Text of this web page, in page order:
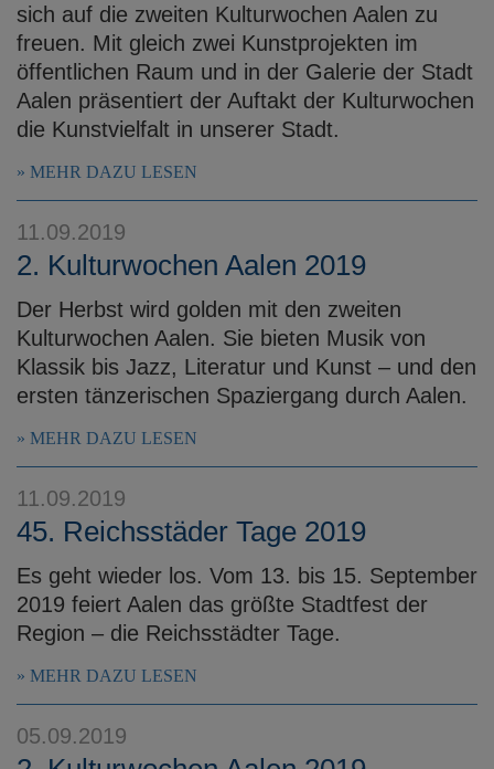
sich auf die zweiten Kulturwochen Aalen zu
freuen. Mit gleich zwei Kunstprojekten im
öffentlichen Raum und in der Galerie der Stadt
Aalen präsentiert der Auftakt der Kulturwochen
die Kunstvielfalt in unserer Stadt.
MEHR DAZU LESEN
11.09.2019
2. Kulturwochen Aalen 2019
Der Herbst wird golden mit den zweiten
Kulturwochen Aalen. Sie bieten Musik von
Klassik bis Jazz, Literatur und Kunst – und den
ersten tänzerischen Spaziergang durch Aalen.
MEHR DAZU LESEN
11.09.2019
45. Reichsstäder Tage 2019
Es geht wieder los. Vom 13. bis 15. September
2019 feiert Aalen das größte Stadtfest der
Region – die Reichsstädter Tage.
MEHR DAZU LESEN
05.09.2019